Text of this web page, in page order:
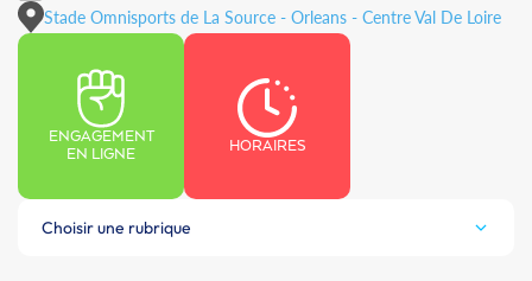
Stade Omnisports de La Source - Orleans - Centre Val De Loire
ENGAGEMENT
EN LIGNE
HORAIRES
Choisir une rubrique